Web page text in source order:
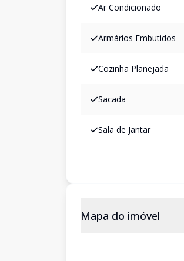
Ar Condicionado
Armários Embutidos
Cozinha Planejada
Sacada
Sala de Jantar
Mapa do imóvel